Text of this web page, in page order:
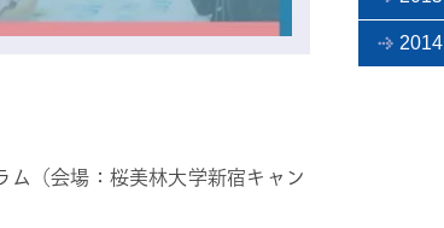
ム（会場：桜美林大学新宿キャン
2014